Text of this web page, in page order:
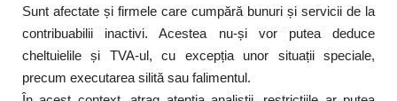
Sunt afectate și firmele care cumpără bunuri și servicii de la
contribuabilii inactivi. Acestea nu-și vor putea deduce
cheltuielile și TVA-ul, cu excepția unor situații speciale,
precum executarea silită sau falimentul.